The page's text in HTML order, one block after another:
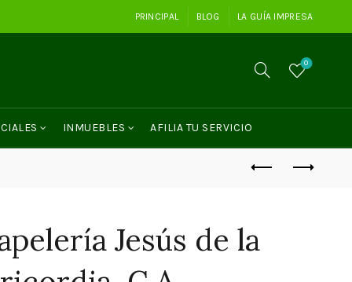
PRINCIPAL BLOG LA GUÍA IMPRESA
0
INMUEBLES AFILIA TU SERVICIO
Jesús de la